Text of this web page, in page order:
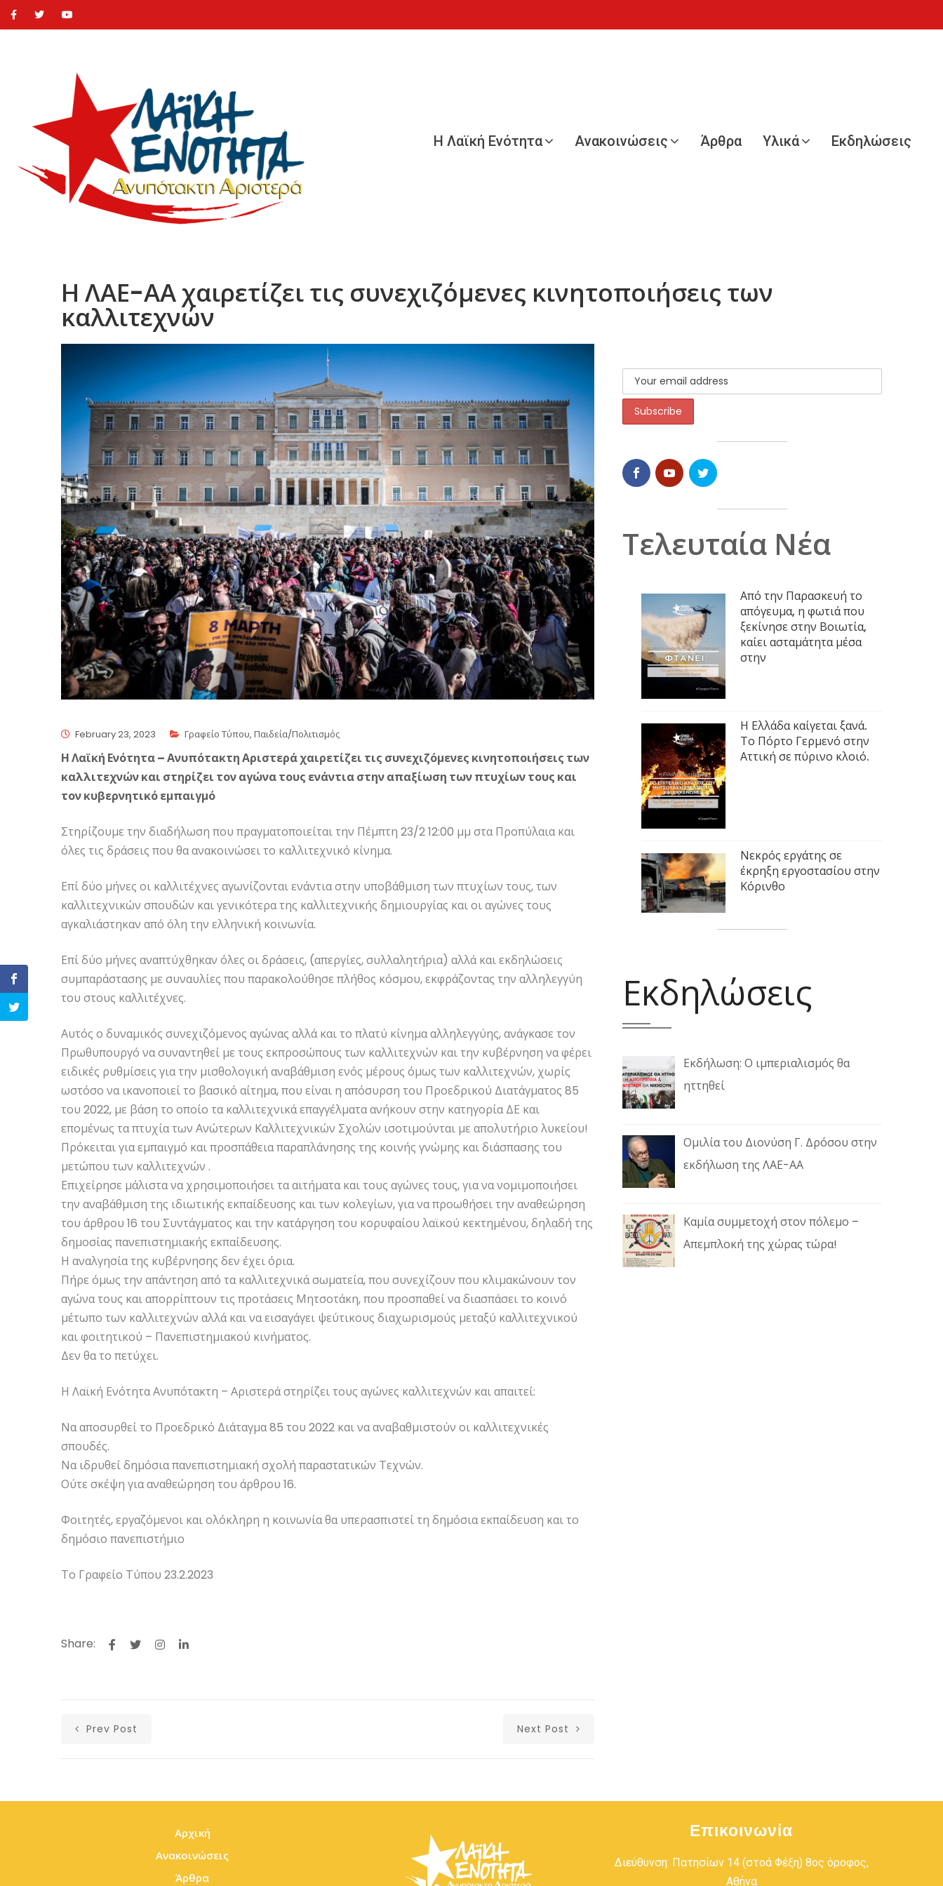
Η Λαϊκή Ενότητα Ανακοινώσεις Άρθρα Υλικά Εκδηλώσεις
Η ΛΑΕ-ΑΑ χαιρετίζει τις συνεχιζόμενες κινητοποιήσεις των
καλλιτεχνών
February 23, 2023 Γραφείο Τύπου, Παιδεία/Πολιτισμός
Η Λαϊκή Ενότητα – Ανυπότακτη Αριστερά χαιρετίζει τις συνεχιζόμενες κινητοποιήσεις των
καλλιτεχνών και στηρίζει τον αγώνα τους ενάντια στην απαξίωση των πτυχίων τους και
τον κυβερνητικό εμπαιγμό
Στηρίζουμε την διαδήλωση που πραγματοποιείται την Πέμπτη 23/2 12:00 μμ στα Προπύλαια και
όλες τις δράσεις που θα ανακοινώσει το καλλιτεχνικό κίνημα.
Επί δύο μήνες οι καλλιτέχνες αγωνίζονται ενάντια στην υποβάθμιση των πτυχίων τους, των
καλλιτεχνικών σπουδών και γενικότερα της καλλιτεχνικής δημιουργίας και οι αγώνες τους
αγκαλιάστηκαν από όλη την ελληνική κοινωνία.
Επί δύο μήνες αναπτύχθηκαν όλες οι δράσεις, (απεργίες, συλλαλητήρια) αλλά και εκδηλώσεις
συμπαράστασης με συναυλίες που παρακολούθησε πλήθος κόσμου, εκφράζοντας την αλληλεγγύη
του στους καλλιτέχνες.
Αυτός ο δυναμικός συνεχιζόμενος αγώνας αλλά και το πλατύ κίνημα αλληλεγγύης, ανάγκασε τον
Πρωθυπουργό να συναντηθεί με τους εκπροσώπους των καλλιτεχνών και την κυβέρνηση να φέρει
ειδικές ρυθμίσεις για την μισθολογική αναβάθμιση ενός μέρους όμως των καλλιτεχνών, χωρίς
ωστόσο να ικανοποιεί το βασικό αίτημα, που είναι η απόσυρση του Προεδρικού Διατάγματος 85
του 2022, με βάση το οποίο τα καλλιτεχνικά επαγγέλματα ανήκουν στην κατηγορία ΔΕ και
επομένως τα πτυχία των Ανώτερων Καλλιτεχνικών Σχολών ισοτιμούνται με απολυτήριο λυκείου!
Πρόκειται για εμπαιγμό και προσπάθεια παραπλάνησης της κοινής γνώμης και διάσπασης του
μετώπου των καλλιτεχνών .
Επιχείρησε μάλιστα να χρησιμοποιήσει τα αιτήματα και τους αγώνες τους, για να νομιμοποιήσει
την αναβάθμιση της ιδιωτικής εκπαίδευσης και των κολεγίων, για να προωθήσει την αναθεώρηση
του άρθρου 16 του Συντάγματος και την κατάργηση του κορυφαίου λαϊκού κεκτημένου, δηλαδή της
δημοσίας πανεπιστημιακής εκπαίδευσης.
Η αναλγησία της κυβέρνησης δεν έχει όρια.
Πήρε όμως την απάντηση από τα καλλιτεχνικά σωματεία, που συνεχίζουν που κλιμακώνουν τον
αγώνα τους και απορρίπτουν τις προτάσεις Μητσοτάκη, που προσπαθεί να διασπάσει το κοινό
μέτωπο των καλλιτεχνών αλλά και να εισαγάγει ψεύτικους διαχωρισμούς μεταξύ καλλιτεχνικού
και φοιτητικού – Πανεπιστημιακού κινήματος.
Δεν θα το πετύχει.
Η Λαϊκή Ενότητα Ανυπότακτη – Αριστερά στηρίζει τους αγώνες καλλιτεχνών και απαιτεί:
Να αποσυρθεί το Προεδρικό Διάταγμα 85 του 2022 και να αναβαθμιστούν οι καλλιτεχνικές
σπουδές.
Να ιδρυθεί δημόσια πανεπιστημιακή σχολή παραστατικών Τεχνών.
Ούτε σκέψη για αναθεώρηση του άρθρου 16.
Φοιτητές, εργαζόμενοι και ολόκληρη η κοινωνία θα υπερασπιστεί τη δημόσια εκπαίδευση και το
δημόσιο πανεπιστήμιο
Το Γραφείο Τύπου 23.2.2023
Share:
Prev Post Next Post
Τελευταία Νέα
Από την Παρασκευή το
απόγευμα, η φωτιά που
ξεκίνησε στην Βοιωτία,
καίει ασταμάτητα μέσα
στην
Η Ελλάδα καίγεται ξανά.
Το Πόρτο Γερμενό στην
Αττική σε πύρινο κλοιό.
Νεκρός εργάτης σε
έκρηξη εργοστασίου στην
Κόρινθο
Εκδηλώσεις
Εκδήλωση: Ο ιμπεριαλισμός θα
ηττηθεί
Ομιλία του Διονύση Γ. Δρόσου στην
εκδήλωση της ΛΑΕ-ΑΑ
Καμία συμμετοχή στον πόλεμο –
Απεμπλοκή της χώρας τώρα!
Αρχική
Ανακοινώσεις
Άρθρα
Επικοινωνία
Διεύθυνση: Πατησίων 14 (στοά Φέξη) 8ος όροφος,
Αθήνα